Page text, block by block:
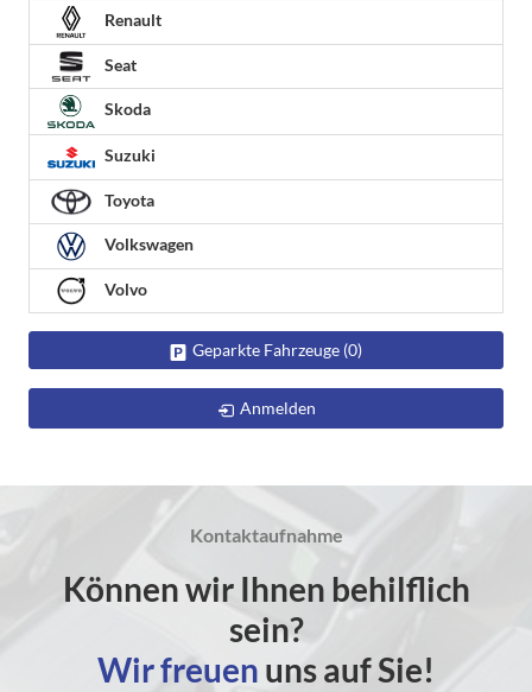
Renault
Seat
Skoda
Suzuki
Toyota
Volkswagen
Volvo
Geparkte Fahrzeuge (0)
Anmelden
Kontaktaufnahme
Können wir Ihnen behilflich
sein?
Wir freuen uns auf Sie!